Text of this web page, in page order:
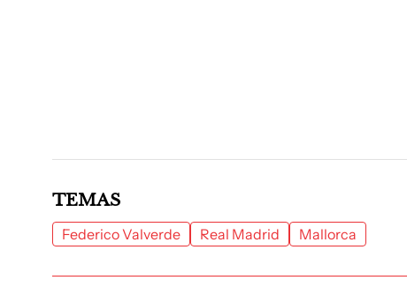
TEMAS
Federico Valverde Real Madrid Mallorca